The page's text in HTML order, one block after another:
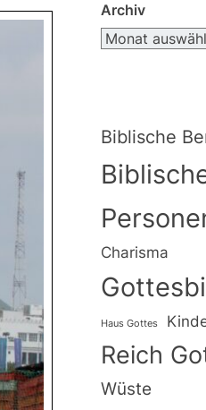
Archiv
Biblische
Charisma
Haus Gottes
Reich
Wüste